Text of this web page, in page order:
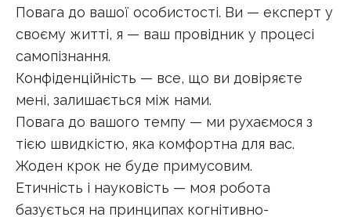
Повага до вашої особистості. Ви — експерт у
своєму житті, я — ваш провідник у процесі
самопізнання.
Конфіденційність — все, що ви довіряєте
мені, залишається між нами.
Повага до вашого темпу — ми рухаємося з
тією швидкістю, яка комфортна для вас.
Жоден крок не буде примусовим.
Етичність і науковість — моя робота
базується на принципах когнітивно-